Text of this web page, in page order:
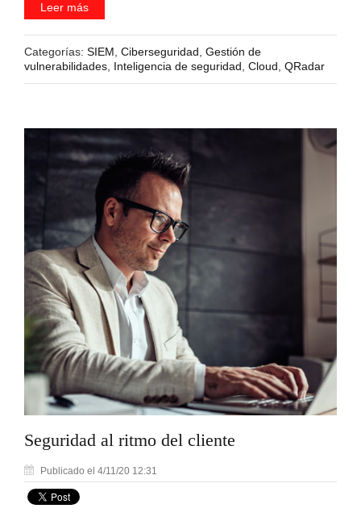
Leer más
Categorías: SIEM, Ciberseguridad, Gestión de
vulnerabilidades, Inteligencia de seguridad, Cloud, QRadar
Seguridad al ritmo del cliente
Publicado el 4/11/20 12:31